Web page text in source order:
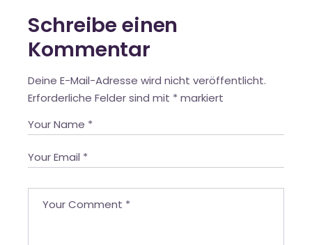
Schreibe einen
Kommentar
Deine E-Mail-Adresse wird nicht veröffentlicht.
Erforderliche Felder sind mit * markiert